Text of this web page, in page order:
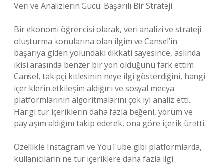
Veri ve Analizlerin Gücü: Başarılı Bir Strateji
Bir ekonomi öğrencisi olarak, veri analizi ve strateji
oluşturma konularına olan ilgim ve Cansel’in
başarıya giden yolundaki dikkati sayesinde, aslında
ikisi arasında benzer bir yön olduğunu fark ettim.
Cansel, takipçi kitlesinin neye ilgi gösterdiğini, hangi
içeriklerin etkileşim aldığını ve sosyal medya
platformlarının algoritmalarını çok iyi analiz etti.
Hangi tür içeriklerin daha fazla beğeni, yorum ve
paylaşım aldığını takip ederek, ona göre içerik üretti.
Özellikle Instagram ve YouTube gibi platformlarda,
kullanıcıların ne tür içeriklere daha fazla ilgi